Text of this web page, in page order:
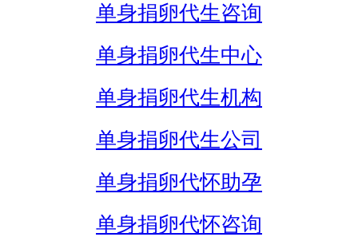
单身捐卵代生咨询
单身捐卵代生中心
单身捐卵代生机构
单身捐卵代生公司
单身捐卵代怀助孕
单身捐卵代怀咨询